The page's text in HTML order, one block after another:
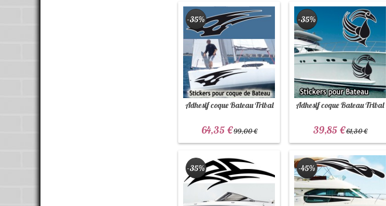
Adhesif coque Bateau Tribal
-35%
64,35 €99,00 €
Adhesif coque Bateau Tribal
-35%
39,85 €61,30 €
-35% -45%